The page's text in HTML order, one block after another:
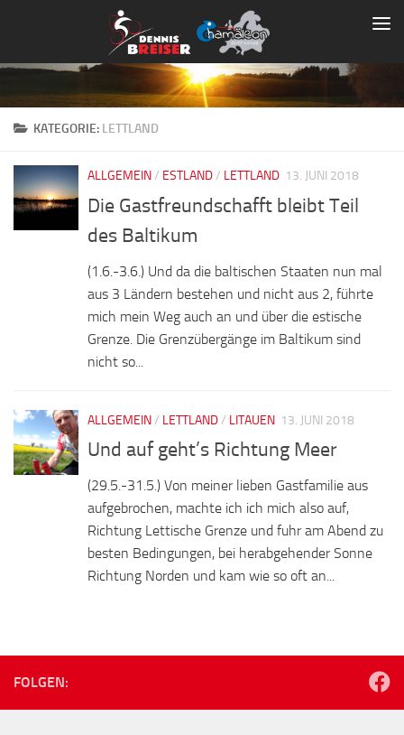
Zum Inhalt springen
KATEGORIE: LETTLAND
ALLGEMEIN/ ESTLAND/ LETTLAND 13. JUNI 2018
Die Gastfreundschafft bleibt Teil
des Baltikum
(1.6.-3.6.) Und da die baltischen Staaten nun mal
aus 3 Ländern bestehen und nicht aus 2, führte
mich mein Weg auch an und über die estische
Grenze. Die Grenzübergänge im Baltikum sind
nicht so...
ALLGEMEIN/ LETTLAND/ LITAUEN 13. JUNI 2018
Und auf geht’s Richtung Meer
(29.5.-31.5.) Von meiner lieben Gastfamilie aus
aufgebrochen, machte ich ich mich also auf,
Richtung Lettische Grenze und fuhr am Abend zu
besten Bedingungen, bei herabgehender Sonne
Richtung Norden und kam wie so oft an...
FOLGEN: